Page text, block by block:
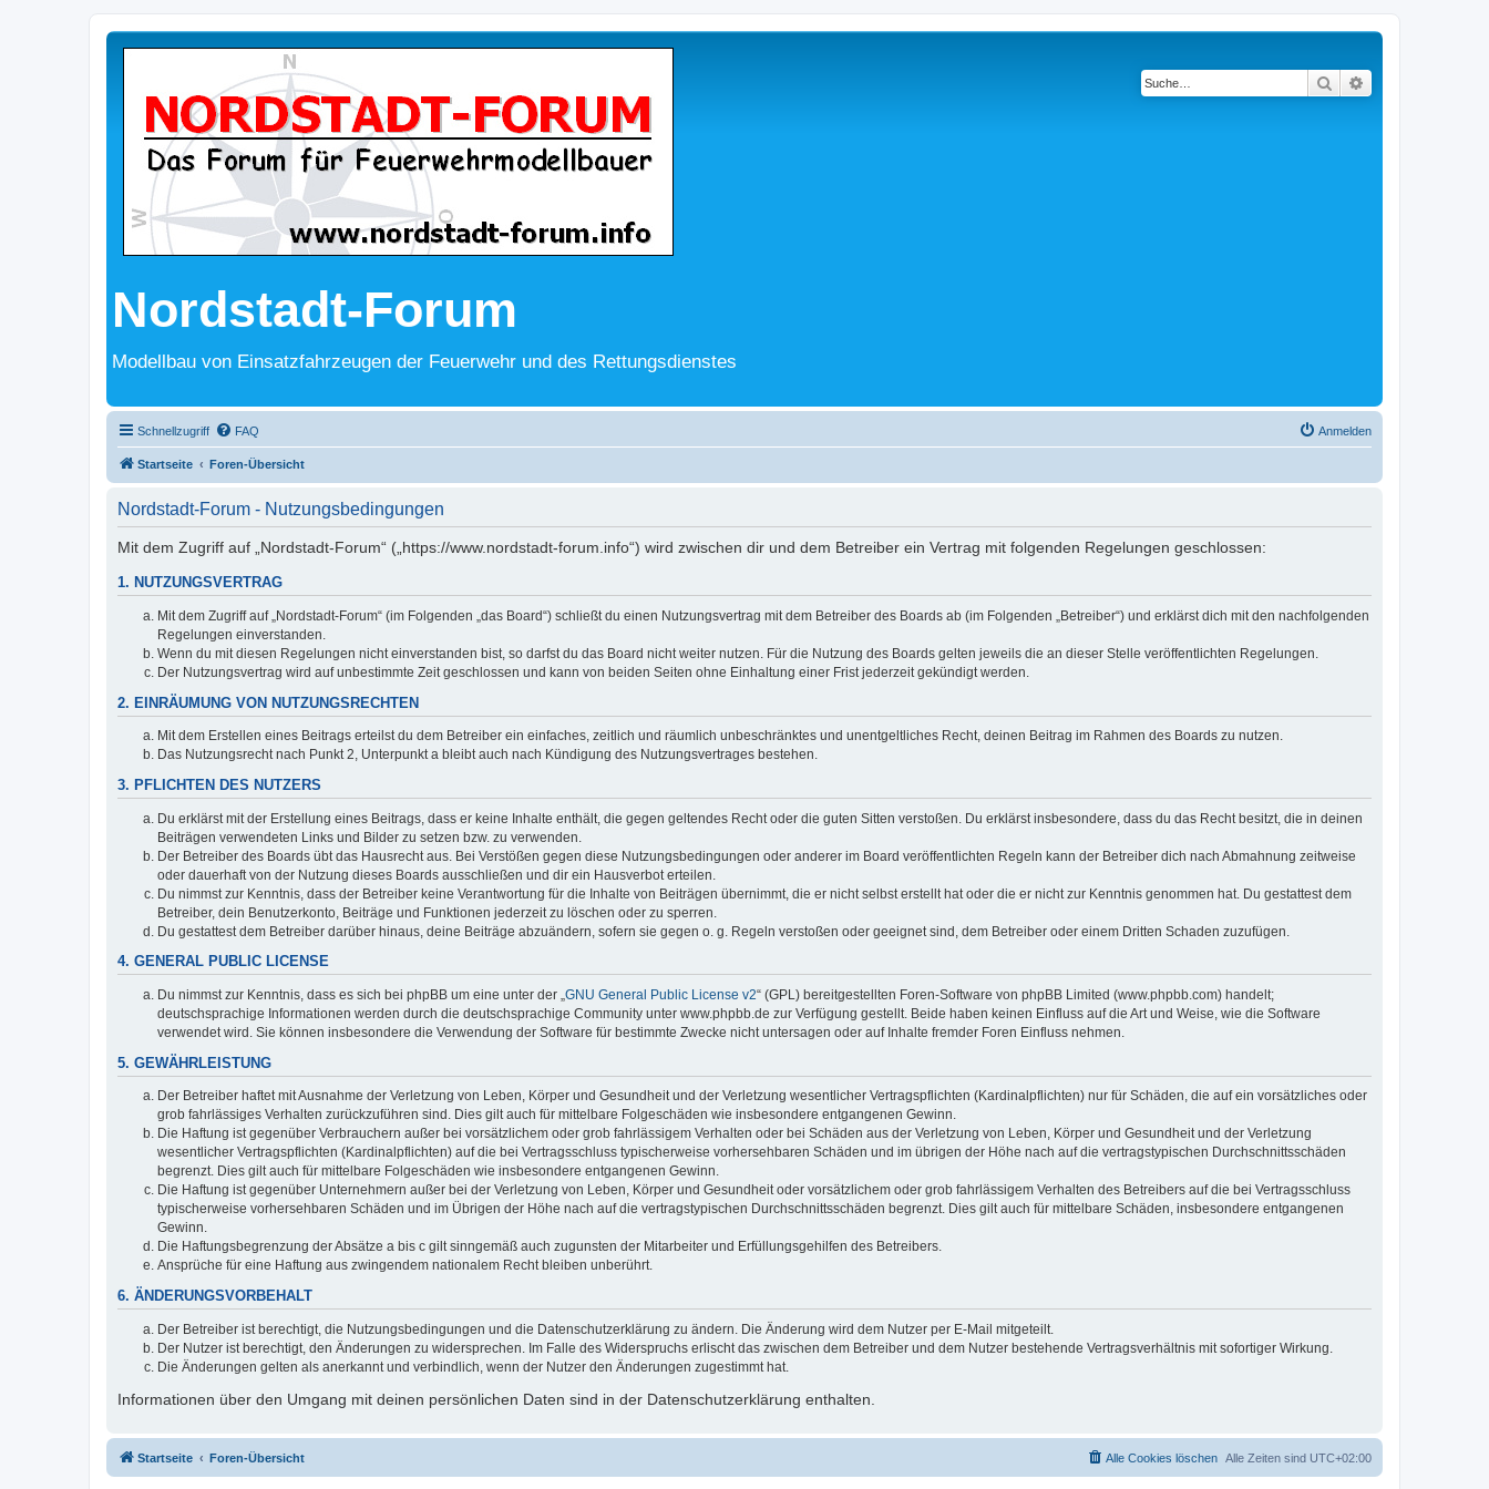
Nordstadt-Forum
Modellbau von Einsatzfahrzeugen der Feuerwehr und des Rettungsdienstes
Suche
Schnellzugriff FAQ Anmelden
Startseite Foren-Übersicht
Nordstadt-Forum - Nutzungsbedingungen
Mit dem Zugriff auf „Nordstadt-Forum“ („https://www.nordstadt-forum.info“) wird zwischen dir und dem Betreiber ein Vertrag mit folgenden Regelungen geschlossen:
1. NUTZUNGSVERTRAG
Mit dem Zugriff auf „Nordstadt-Forum“ (im Folgenden „das Board“) schließt du einen Nutzungsvertrag mit dem Betreiber des Boards ab (im Folgenden „Betreiber“) und erklärst dich mit den nachfolgenden
Regelungen einverstanden.
Wenn du mit diesen Regelungen nicht einverstanden bist, so darfst du das Board nicht weiter nutzen. Für die Nutzung des Boards gelten jeweils die an dieser Stelle veröffentlichten Regelungen.
Der Nutzungsvertrag wird auf unbestimmte Zeit geschlossen und kann von beiden Seiten ohne Einhaltung einer Frist jederzeit gekündigt werden.
2. EINRÄUMUNG VON NUTZUNGSRECHTEN
Mit dem Erstellen eines Beitrags erteilst du dem Betreiber ein einfaches, zeitlich und räumlich unbeschränktes und unentgeltliches Recht, deinen Beitrag im Rahmen des Boards zu nutzen.
Das Nutzungsrecht nach Punkt 2, Unterpunkt a bleibt auch nach Kündigung des Nutzungsvertrages bestehen.
3. PFLICHTEN DES NUTZERS
Du erklärst mit der Erstellung eines Beitrags, dass er keine Inhalte enthält, die gegen geltendes Recht oder die guten Sitten verstoßen. Du erklärst insbesondere, dass du das Recht besitzt, die in deinen
Beiträgen verwendeten Links und Bilder zu setzen bzw. zu verwenden.
Der Betreiber des Boards übt das Hausrecht aus. Bei Verstößen gegen diese Nutzungsbedingungen oder anderer im Board veröffentlichten Regeln kann der Betreiber dich nach Abmahnung zeitweise
oder dauerhaft von der Nutzung dieses Boards ausschließen und dir ein Hausverbot erteilen.
Du nimmst zur Kenntnis, dass der Betreiber keine Verantwortung für die Inhalte von Beiträgen übernimmt, die er nicht selbst erstellt hat oder die er nicht zur Kenntnis genommen hat. Du gestattest dem
Betreiber, dein Benutzerkonto, Beiträge und Funktionen jederzeit zu löschen oder zu sperren.
Du gestattest dem Betreiber darüber hinaus, deine Beiträge abzuändern, sofern sie gegen o. g. Regeln verstoßen oder geeignet sind, dem Betreiber oder einem Dritten Schaden zuzufügen.
4. GENERAL PUBLIC LICENSE
Du nimmst zur Kenntnis, dass es sich bei phpBB um eine unter der „GNU General Public License v2“ (GPL) bereitgestellten Foren-Software von phpBB Limited (www.phpbb.com) handelt;
deutschsprachige Informationen werden durch die deutschsprachige Community unter www.phpbb.de zur Verfügung gestellt. Beide haben keinen Einfluss auf die Art und Weise, wie die Software
verwendet wird. Sie können insbesondere die Verwendung der Software für bestimmte Zwecke nicht untersagen oder auf Inhalte fremder Foren Einfluss nehmen.
5. GEWÄHRLEISTUNG
Der Betreiber haftet mit Ausnahme der Verletzung von Leben, Körper und Gesundheit und der Verletzung wesentlicher Vertragspflichten (Kardinalpflichten) nur für Schäden, die auf ein vorsätzliches oder
grob fahrlässiges Verhalten zurückzuführen sind. Dies gilt auch für mittelbare Folgeschäden wie insbesondere entgangenen Gewinn.
Die Haftung ist gegenüber Verbrauchern außer bei vorsätzlichem oder grob fahrlässigem Verhalten oder bei Schäden aus der Verletzung von Leben, Körper und Gesundheit und der Verletzung
wesentlicher Vertragspflichten (Kardinalpflichten) auf die bei Vertragsschluss typischerweise vorhersehbaren Schäden und im übrigen der Höhe nach auf die vertragstypischen Durchschnittsschäden
begrenzt. Dies gilt auch für mittelbare Folgeschäden wie insbesondere entgangenen Gewinn.
Die Haftung ist gegenüber Unternehmern außer bei der Verletzung von Leben, Körper und Gesundheit oder vorsätzlichem oder grob fahrlässigem Verhalten des Betreibers auf die bei Vertragsschluss
typischerweise vorhersehbaren Schäden und im Übrigen der Höhe nach auf die vertragstypischen Durchschnittsschäden begrenzt. Dies gilt auch für mittelbare Schäden, insbesondere entgangenen
Gewinn.
Die Haftungsbegrenzung der Absätze a bis c gilt sinngemäß auch zugunsten der Mitarbeiter und Erfüllungsgehilfen des Betreibers.
Ansprüche für eine Haftung aus zwingendem nationalem Recht bleiben unberührt.
6. ÄNDERUNGSVORBEHALT
Der Betreiber ist berechtigt, die Nutzungsbedingungen und die Datenschutzerklärung zu ändern. Die Änderung wird dem Nutzer per E-Mail mitgeteilt.
Der Nutzer ist berechtigt, den Änderungen zu widersprechen. Im Falle des Widerspruchs erlischt das zwischen dem Betreiber und dem Nutzer bestehende Vertragsverhältnis mit sofortiger Wirkung.
Die Änderungen gelten als anerkannt und verbindlich, wenn der Nutzer den Änderungen zugestimmt hat.
Informationen über den Umgang mit deinen persönlichen Daten sind in der Datenschutzerklärung enthalten.
Startseite Foren-Übersicht Alle Zeiten sind UTC+02:00
Alle Cookies löschen